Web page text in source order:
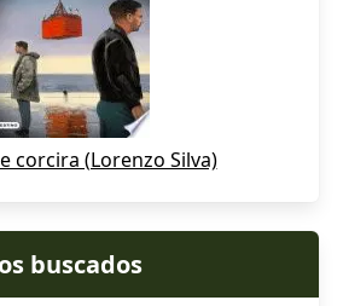
corcira (Lorenzo Silva)
buscados